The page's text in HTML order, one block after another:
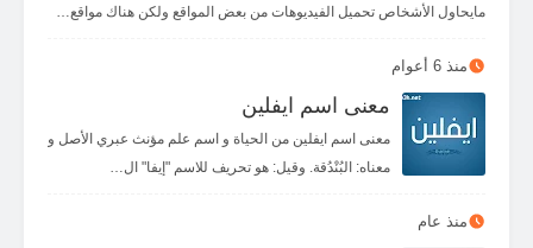
مايحاول الأشخاص تحميل الفيديوهات من بعض المواقع ولكن هناك مواقع…
منذ 6 أعوام
معنى اسم ايفلين
معنى اسم ايفلين من الحياة و اسم علم مؤنث عبري الأصل و
معناه: البُنْدُقة. وقيل: هو تحريف للاسم "إيفا" ال…
منذ عام